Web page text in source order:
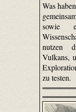
Was
sowie
nutzen
Vulkans,
zu testen.